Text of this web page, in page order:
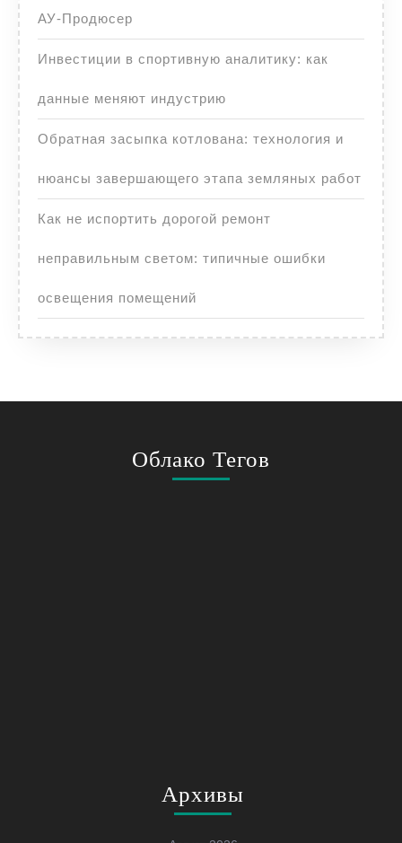
АУ-Продюсер
Инвестиции в спортивную аналитику: как
данные меняют индустрию
Обратная засыпка котлована: технология и
нюансы завершающего этапа земляных работ
Как не испортить дорогой ремонт
неправильным светом: типичные ошибки
освещения помещений
Облако Тегов
Архивы